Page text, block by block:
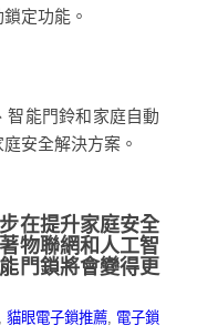
定功能。
智能門鈴和家庭自動
安全解決方案。
在提升家庭安全
物聯網和人工智
門鎖將會變得更
貓眼電子鎖推薦, 電子鎖